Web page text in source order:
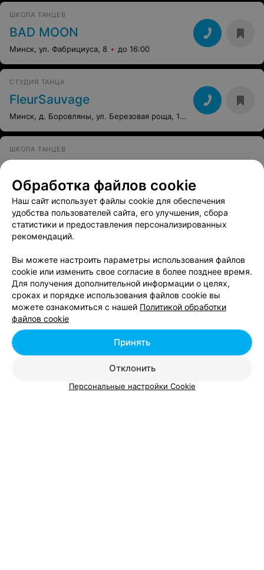
ШКОЛА ТАНЦЕВ
BAD MOON
Минск, ул. Фабрициуса, 8 до 16:00
СТУДИЯ ТАНЦА
FleurSauvage
Минск, д. Боровляны, ул. Березовая роща, 108
ШКОЛА ТАНЦЕВ
Минск, пр-т Машерова, 17/4 Круглосуточно
Все адреса
Ещё 1 адрес
СТУДИЯ ТАНЦЕВ
FrauDance
Минск, ул. Толбухина, 4
Обработка файлов cookie
Наш сайт использует файлы cookie для обеспечения
удобства пользователей сайта, его улучшения, сбора
статистики и предоставления персонализированных
рекомендаций.
Вы можете настроить параметры использования файлов
cookie или изменить свое согласие в более позднее время.
Для получения дополнительной информации о целях,
сроках и порядке использования файлов cookie вы
можете ознакомиться с нашей Политикой обработки
файлов cookie
Отклонить
Принять
Персональные настройки Cookie